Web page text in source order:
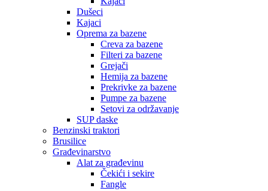
Dušeci
Kajaci
Oprema za bazene
Creva za bazene
Filteri za bazene
Grejači
Hemija za bazene
Prekrivke za bazene
Pumpe za bazene
Setovi za održavanje
SUP daske
Benzinski traktori
Brusilice
Građevinarstvo
Alat za građevinu
Čekići i sekire
Fangle